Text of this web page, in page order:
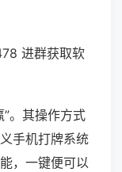
进群获取软
。其操作方式
手机打牌系统
，一键便可以